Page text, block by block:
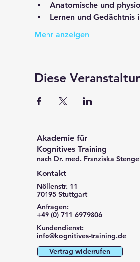
Anatomische und
Lernen und Gedächtnis
Mehr anzeigen
Diese
Akademie für
Kognitives Training
nach Dr. med. Franziska Stengel
Kontakt
Nöllenstr. 11
70195 Stuttgart
Anfragen:
+49 (0) 711 6979806
Kundendienst:
info@kognitives-training.de
Vertrag widerrufen